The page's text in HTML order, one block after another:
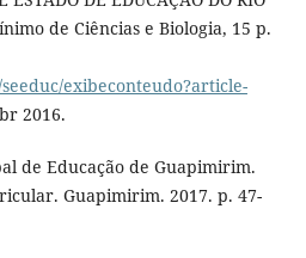
de Ciências e Biologia, 15 p.
exibeconteudo?article-
2016.
de Educação de Guapimirim.
Guapimirim. 2017. p. 47-